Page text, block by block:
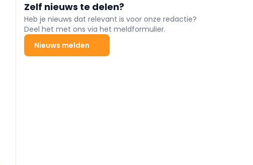
bouwtoepassingen. Maximale prestaties, minimale
compromissen. Ready to Go?
Zelf nieuws te delen?
Heb je nieuws dat relevant is voor onze redactie?
Deel het met ons via het meldformulier.
Nieuws melden